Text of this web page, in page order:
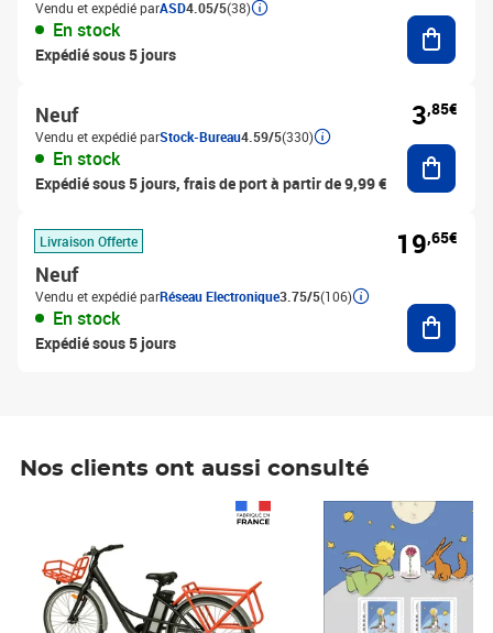
Vendu et expédié parASD4.05/5(38)
En stock
Expédié sous 5 jours
Neuf
Vendu et expédié parStock-Bureau4.59/5(330)
En stock
Expédié sous 5 jours, frais de port à partir de 9,99 €
3,85€
Livraison Offerte
Neuf
Vendu et expédié parRéseau Electronique3.75/5(106)
En stock
Expédié sous 5 jours
19,65€
Nos clients ont aussi consulté
Prix 7,50€